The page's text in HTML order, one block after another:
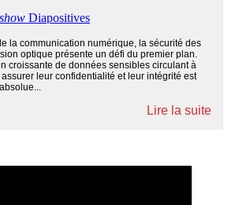
la communication numérique, la sécurité des
optique présente un défi du premier plan.
croissante de données sensibles circulant à
leur confidentialité et leur intégrité est
Lire la suite